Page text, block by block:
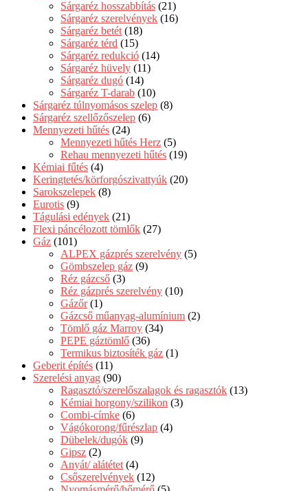
Sárgaréz hosszabbítás (21)
Sárgaréz szerelvények (16)
Sárgaréz betét (18)
Sárgaréz térd (15)
Sárgaréz redukció (14)
Sárgaréz hüvely (11)
Sárgaréz dugó (14)
Sárgaréz T-darab (10)
Sárgaréz túlnyomásos szelep (8)
Sárgaréz szellőzőszelep (6)
Mennyezeti hűtés (24)
Mennyezeti hűtés Herz (5)
Rehau mennyezeti hűtés (19)
Kémiai fűtés (4)
Keringtetés/körforgószivattyúk (20)
Sarokszelepek (8)
Eurotis (9)
Tágulási edények (21)
Flexi páncélozott tömlők (27)
Gáz (101)
ALPEX gázprés szerelvény (5)
Gömbszelep gáz (9)
Réz gázcső (3)
Réz gázprés szerelvény (10)
Gázőr (1)
Gázcső műanyag-alumínium (2)
Tömlő gáz Marroy (34)
PEPE gáztömlő (36)
Termikus biztosíték gáz (1)
Geberit építés (11)
Szerelési anyag (90)
Ragasztó/szerelőszalagok és ragasztók (13)
Kémiai horgony/szilikon (3)
Combi-címke (6)
Vágókorong/fűrészlap (4)
Dübelek/dugók (9)
Gipsz (2)
Anyát/ alátétet (4)
Csőszerelvények (12)